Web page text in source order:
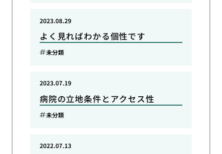
よく見ればわかる個性です
2023.08.29
未分類
病院の立地条件とアクセス性
2023.07.19
未分類
2022.07.13